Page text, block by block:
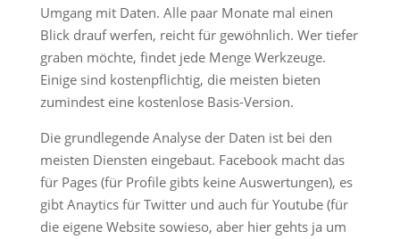
Umgang mit Daten. Alle paar Monate mal einen
Blick drauf werfen, reicht für gewöhnlich. Wer tiefer
graben möchte, findet jede Menge Werkzeuge.
Einige sind kostenpflichtig, die meisten bieten
zumindest eine kostenlose Basis-Version.
Die grundlegende Analyse der Daten ist bei den
meisten Diensten eingebaut. Facebook macht das
für Pages (für Profile gibts keine Auswertungen), es
gibt Anaytics für Twitter und auch für Youtube (für
die eigene Website sowieso, aber hier gehts ja um